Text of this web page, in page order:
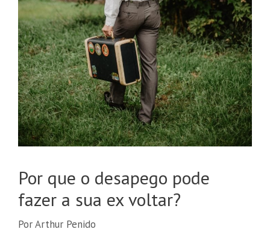
Por que o desapego pode
fazer a sua ex voltar?
PorArthur Penido